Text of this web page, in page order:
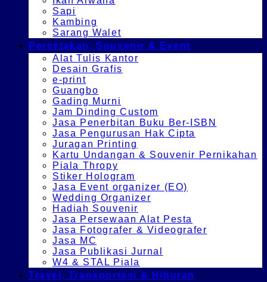
Sapi
Kambing
Sarang Walet
Percetakan, Souvenir & Event
Alat Tulis Kantor
Desain Grafis
e-print
Guangbo
Gading Murni
Jam Dinding Custom
Jasa Penerbitan Buku Ber-ISBN
Jasa Pengurusan Hak Cipta
Juragan Printing
Kartu Undangan & Souvenir Pernikahan
Piala Thropy
Stiker Hologram
Jasa Event organizer (EO)
Wedding Organizer
Hadiah Souvenir
Jasa Persewaan Alat Pesta
Jasa Fotografer & Videografer
Jasa MC
Jasa Publikasi Jurnal
W4 & STAL Piala
Travel, Transportasi & Hiburan